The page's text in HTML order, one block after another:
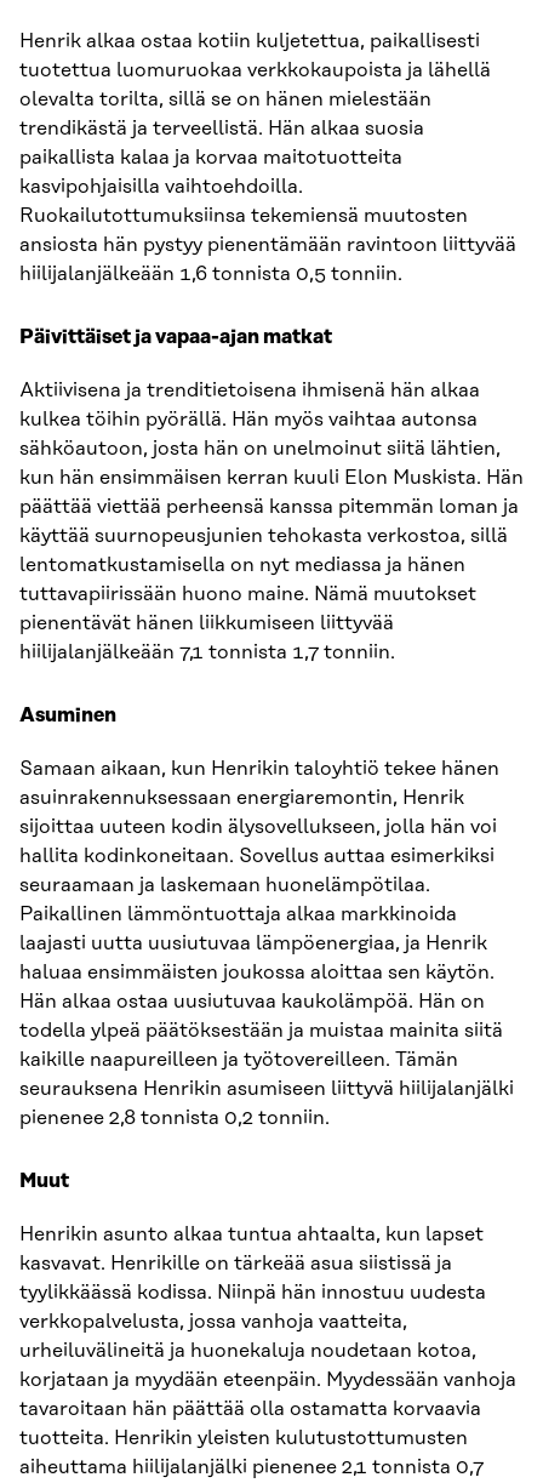
Henrik alkaa ostaa kotiin kuljetettua, paikallisesti
tuotettua luomuruokaa verkkokaupoista ja lähellä
olevalta torilta, sillä se on hänen mielestään
trendikästä ja terveellistä. Hän alkaa suosia
paikallista kalaa ja korvaa maitotuotteita
kasvipohjaisilla vaihtoehdoilla.
Ruokailutottumuksiinsa tekemiensä muutosten
ansiosta hän pystyy pienentämään ravintoon liittyvää
hiilijalanjälkeään 1,6 tonnista 0,5 tonniin.
Päivittäiset ja vapaa-ajan matkat
Aktiivisena ja trenditietoisena ihmisenä hän alkaa
kulkea töihin pyörällä. Hän myös vaihtaa autonsa
sähköautoon, josta hän on unelmoinut siitä lähtien,
kun hän ensimmäisen kerran kuuli Elon Muskista. Hän
päättää viettää perheensä kanssa pitemmän loman ja
käyttää suurnopeusjunien tehokasta verkostoa, sillä
lentomatkustamisella on nyt mediassa ja hänen
tuttavapiirissään huono maine. Nämä muutokset
pienentävät hänen liikkumiseen liittyvää
hiilijalanjälkeään 7,1 tonnista 1,7 tonniin.
Asuminen
Samaan aikaan, kun Henrikin taloyhtiö tekee hänen
asuinrakennuksessaan energiaremontin, Henrik
sijoittaa uuteen kodin älysovellukseen, jolla hän voi
hallita kodinkoneitaan. Sovellus auttaa esimerkiksi
seuraamaan ja laskemaan huonelämpötilaa.
Paikallinen lämmöntuottaja alkaa markkinoida
laajasti uutta uusiutuvaa lämpöenergiaa, ja Henrik
haluaa ensimmäisten joukossa aloittaa sen käytön.
Hän alkaa ostaa uusiutuvaa kaukolämpöä. Hän on
todella ylpeä päätöksestään ja muistaa mainita siitä
kaikille naapureilleen ja työtovereilleen. Tämän
seurauksena Henrikin asumiseen liittyvä hiilijalanjälki
pienenee 2,8 tonnista 0,2 tonniin.
Muut
Henrikin asunto alkaa tuntua ahtaalta, kun lapset
kasvavat. Henrikille on tärkeää asua siistissä ja
tyylikkäässä kodissa. Niinpä hän innostuu uudesta
verkkopalvelusta, jossa vanhoja vaatteita,
urheiluvälineitä ja huonekaluja noudetaan kotoa,
korjataan ja myydään eteenpäin. Myydessään vanhoja
tavaroitaan hän päättää olla ostamatta korvaavia
tuotteita. Henrikin yleisten kulutustottumusten
aiheuttama hiilijalanjälki pienenee 2,1 tonnista 0,7